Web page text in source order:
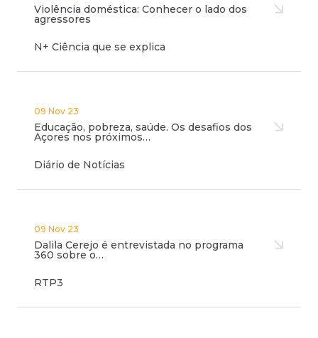
Violência doméstica: Conhecer o lado dos
agressores
N+ Ciência que se explica
09 Nov 23
Educação, pobreza, saúde. Os desafios dos
Açores nos próximos…
Diário de Notícias
09 Nov 23
Dalila Cerejo é entrevistada no programa
360 sobre o…
RTP3